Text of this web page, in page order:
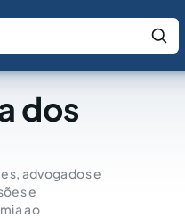
a IA Buscar no Jus
dos
advogados e
e
ao